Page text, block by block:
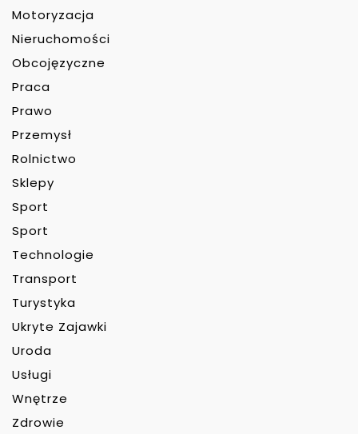
Motoryzacja
Nieruchomości
Obcojęzyczne
Praca
Prawo
Przemysł
Rolnictwo
Sklepy
Sport
Sport
Technologie
Transport
Turystyka
Ukryte Zajawki
Uroda
Usługi
Wnętrze
Zdrowie